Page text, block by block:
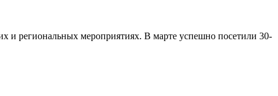
и региональных мероприятиях. В марте успешно посетили 30-